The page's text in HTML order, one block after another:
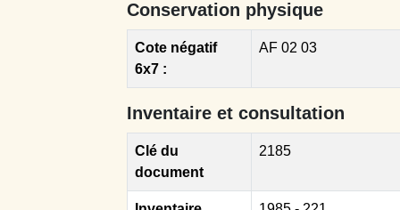
Conservation physique
Cote négatif
6x7 :
AF 02 03
Inventaire et consultation
Clé du
document
2185